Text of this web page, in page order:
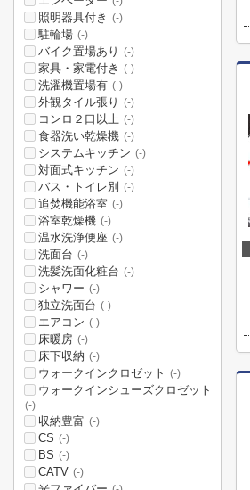
照明器具付き (-)
駐輪場 (-)
バイク置場あり (-)
家具・家電付き (-)
洗濯機置場有 (-)
外観タイル張り (-)
コンロ２口以上 (-)
食器洗い乾燥機 (-)
システムキッチン (-)
対面式キッチン (-)
バス・トイレ別 (-)
追焚機能浴室 (-)
浴室乾燥機 (-)
温水洗浄便座 (-)
洗面台 (-)
洗髪洗面化粧台 (-)
シャワー (-)
独立洗面台 (-)
エアコン (-)
床暖房 (-)
床下収納 (-)
ウォークインクロゼット (-)
ウォークインシューズクロゼット
(-)
収納豊富 (-)
CS (-)
BS (-)
CATV (-)